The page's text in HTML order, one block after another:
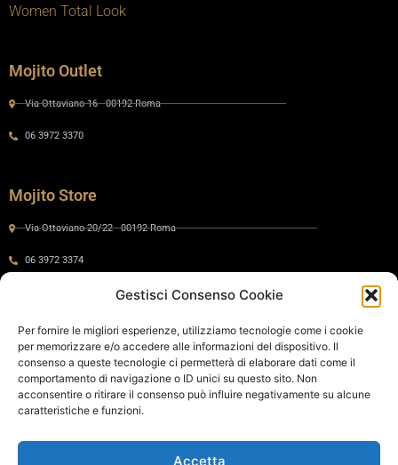
Gestisci Consenso Cookie
Per fornire le migliori esperienze, utilizziamo tecnologie come i cookie
per memorizzare e/o accedere alle informazioni del dispositivo. Il
consenso a queste tecnologie ci permetterà di elaborare dati come il
comportamento di navigazione o ID unici su questo sito. Non
acconsentire o ritirare il consenso può influire negativamente su alcune
caratteristiche e funzioni.
Accetta
Women Total Look
Mojito Outlet
Via Ottaviano 16 - 00192 Roma
06 3972 3370
Mojito Store
Via Ottaviano 20/22 - 00192 Roma
06 3972 3374
Via Ottaviano 24 - 00192 Roma
06 575 8821
Policy